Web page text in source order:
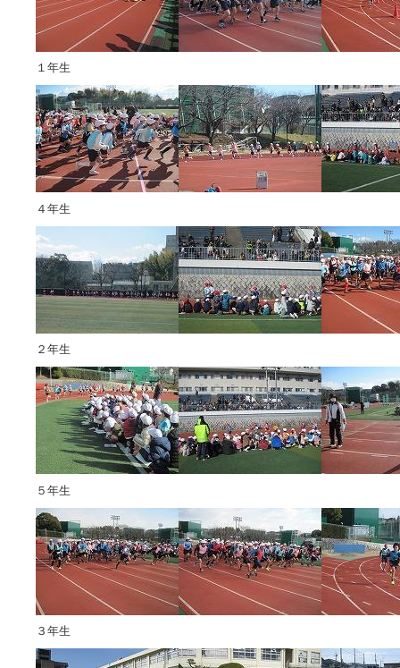
１年生
４年生
２年生
５年生
３年生